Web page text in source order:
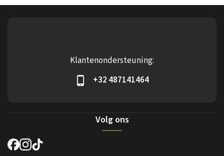
Klantenondersteuning:
+32 487141464
Volg ons